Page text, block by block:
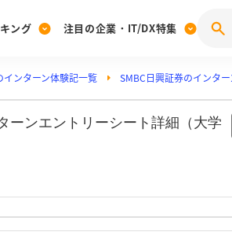
[27卒] 本選考体験記投稿キャンペー
ング
みんなのDX企業就職ブランド調査
注目の企業・IT/DX特集
究
インターン体験記一覧 SMBC日興証券のインタ
ーンエントリーシート詳細（大学